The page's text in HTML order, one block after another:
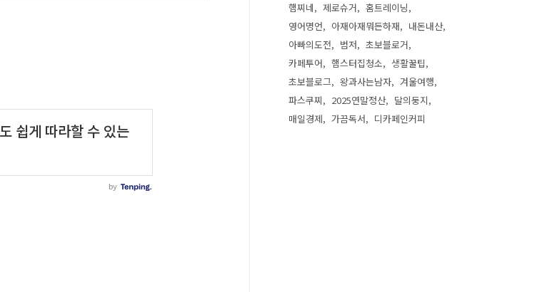
햄찌네
제로슈거
홈트레이닝
영어명언
아재아재뭐든하재
내돈내산
아빠의도전
범저
초보블로거
카페투어
햄스터집청소
생활꿀팁
초보블로그
왕과사는남자
겨울여행
파스쿠찌
2025연말정산
달의둥지
매일경제
가끔독서 디카페인커피